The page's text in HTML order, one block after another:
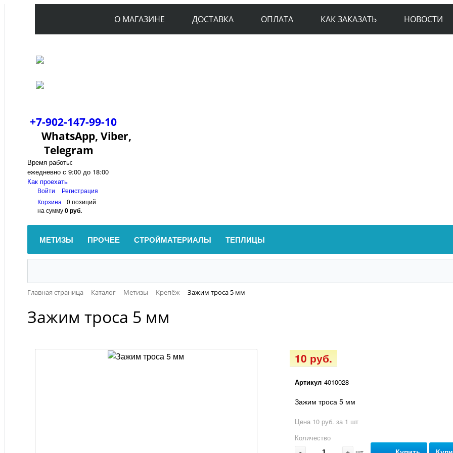
О МАГАЗИНЕ ДОСТАВКА ОПЛАТА КАК ЗАКАЗАТЬ НОВОСТИ
+7-902-147-99-10
WhatsApp, Viber,
Telegram
Время работы:
ежедневно с 9:00 до 18:00
Как проехать
Войти
Регистрация
Корзина
0 позиций
на сумму0 руб.
МЕТИЗЫ ПРОЧЕЕ СТРОЙМАТЕРИАЛЫ ТЕПЛИЦЫ
Главная страница Каталог Метизы Крепёж Зажим троса 5 мм
Зажим троса 5 мм
10 руб.
Артикул 4010028
Зажим троса 5 мм
Цена 10 руб. за 1 шт
Количество